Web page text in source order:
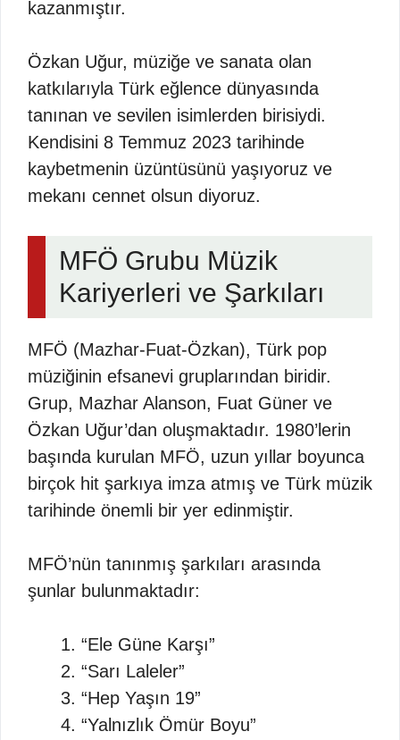
kazanmıştır.
Özkan Uğur, müziğe ve sanata olan
katkılarıyla Türk eğlence dünyasında
tanınan ve sevilen isimlerden birisiydi.
Kendisini 8 Temmuz 2023 tarihinde
kaybetmenin üzüntüsünü yaşıyoruz ve
mekanı cennet olsun diyoruz.
MFÖ Grubu Müzik
Kariyerleri ve Şarkıları
MFÖ (Mazhar-Fuat-Özkan), Türk pop
müziğinin efsanevi gruplarından biridir.
Grup, Mazhar Alanson, Fuat Güner ve
Özkan Uğur’dan oluşmaktadır. 1980’lerin
başında kurulan MFÖ, uzun yıllar boyunca
birçok hit şarkıya imza atmış ve Türk müzik
tarihinde önemli bir yer edinmiştir.
MFÖ’nün tanınmış şarkıları arasında
şunlar bulunmaktadır:
“Ele Güne Karşı”
“Sarı Laleler”
“Hep Yaşın 19”
“Yalnızlık Ömür Boyu”